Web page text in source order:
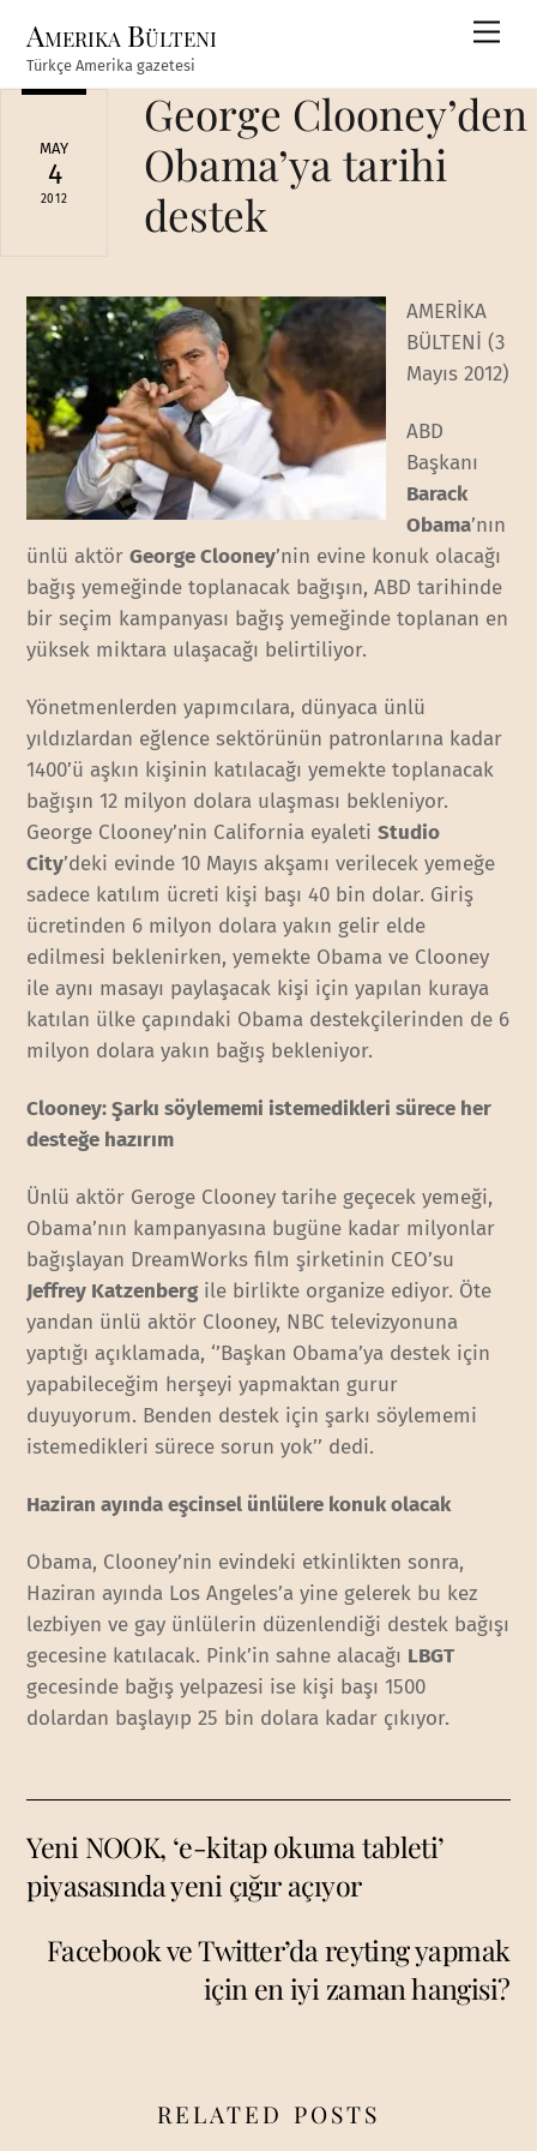
content
Amerika Bülteni
Türkçe Amerika gazetesi
MAY
4
2012
George Clooney’den
Obama’ya tarihi
destek
AMERİKA
BÜLTENİ (3
Mayıs 2012)
ABD
Başkanı
Barack
Obama’nın
ünlü aktörGeorge Clooney’nin evine konuk olacağı
bağış yemeğinde toplanacak bağışın, ABD tarihinde
bir seçim kampanyası bağış yemeğinde toplanan en
yüksek miktara ulaşacağı belirtiliyor.
Yönetmenlerden yapımcılara, dünyaca ünlü
yıldızlardan eğlence sektörünün patronlarına kadar
1400’ü aşkın kişinin katılacağı yemekte toplanacak
bağışın 12 milyon dolara ulaşması bekleniyor.
George Clooney’nin California eyaletiStudio
City’deki evinde 10 Mayıs akşamı verilecek yemeğe
sadece katılım ücreti kişi başı 40 bin dolar. Giriş
ücretinden 6 milyon dolara yakın gelir elde
edilmesi beklenirken, yemekte Obama ve Clooney
ile aynı masayı paylaşacak kişi için yapılan kuraya
katılan ülke çapındaki Obama destekçilerinden de 6
milyon dolara yakın bağış bekleniyor.
Clooney: Şarkı söylememi istemedikleri sürece her
desteğe hazırım
Ünlü aktör Geroge Clooney tarihe geçecek yemeği,
Obama’nın kampanyasına bugüne kadar milyonlar
bağışlayan DreamWorks film şirketinin CEO’su
Jeffrey Katzenbergile birlikte organize ediyor. Öte
yandan ünlü aktör Clooney, NBC televizyonuna
yaptığı açıklamada, ‘’Başkan Obama’ya destek için
yapabileceğim herşeyi yapmaktan gurur
duyuyorum. Benden destek için şarkı söylememi
istemedikleri sürece sorun yok’’ dedi.
Haziran ayında eşcinsel ünlülere konuk olacak
Obama, Clooney’nin evindeki etkinlikten sonra,
Haziran ayında Los Angeles’a yine gelerek bu kez
lezbiyen ve gay ünlülerin düzenlendiği destek bağışı
gecesine katılacak. Pink’in sahne alacağı LBGT
gecesinde bağış yelpazesi ise kişi başı 1500
dolardan başlayıp 25 bin dolara kadar çıkıyor.
Yeni NOOK, ‘e-kitap okuma tableti’
piyasasında yeni çığır açıyor
Facebook ve Twitter’da reyting yapmak
için en iyi zaman hangisi?
RELATED POSTS